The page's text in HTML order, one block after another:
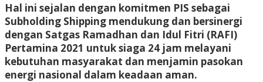
Hal ini sejalan dengan komitmen PIS sebagai
Subholding Shipping mendukung dan bersinergi
dengan Satgas Ramadhan dan Idul Fitri (RAFI)
Pertamina 2021 untuk siaga 24 jam melayani
kebutuhan masyarakat dan menjamin pasokan
energi nasional dalam keadaan aman.